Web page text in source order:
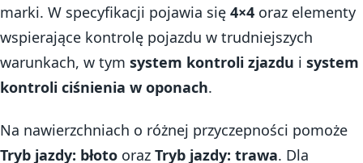
marki. W specyfikacji pojawia się 4×4 oraz elementy
wspierające kontrolę pojazdu w trudniejszych
warunkach, w tym system kontroli zjazdu i system
kontroli ciśnienia w oponach.
Na nawierzchniach o różnej przyczepności pomoże
Tryb jazdy: błoto oraz Tryb jazdy: trawa. Dla